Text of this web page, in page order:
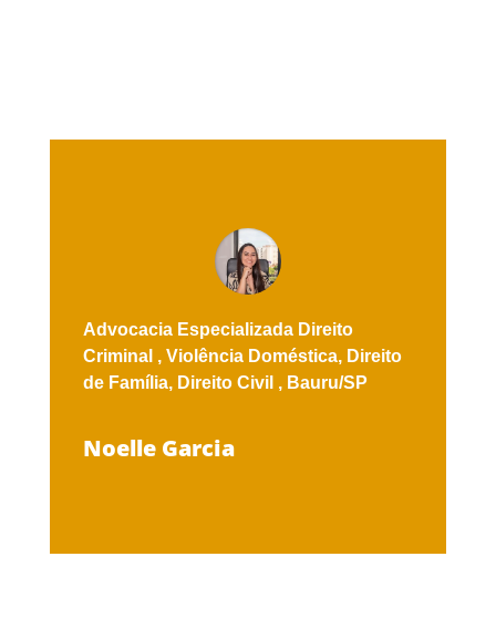
Advocacia Especializada Direito
Criminal , Violência Doméstica, Direito
de Família, Direito Civil , Bauru/SP
Noelle Garcia